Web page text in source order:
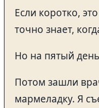
Если коротко,
точно знает,
Но на пятый
Потом зашли
мармеладку. Я